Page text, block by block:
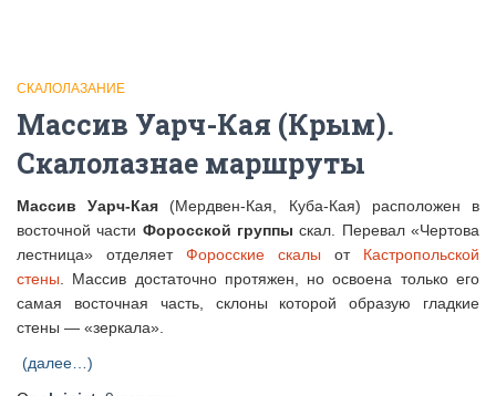
СКАЛОЛАЗАНИЕ
Массив Уарч-Кая (Крым).
Скалолазнае маршруты
Массив Уарч-Кая (Мердвен-Кая, Куба-Кая) расположен в
восточной части Форосской группы скал. Перевал «Чертова
лестница» отделяет Форосские скалы от Кастропольской
стены. Массив достаточно протяжен, но освоена только его
самая восточная часть, склоны которой образую гладкие
стены — «зеркала».
(далее…)